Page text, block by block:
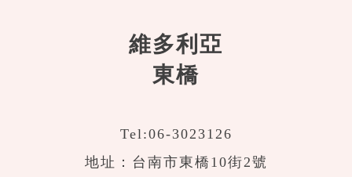
維多利亞
東橋
Tel:06-3023126
地址：台南市東橋10街2號